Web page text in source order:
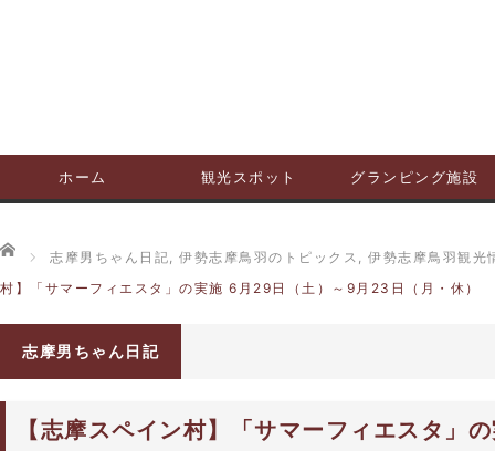
ホーム 観光スポット グランピング施設
ホーム
志摩男ちゃん日記, 伊勢志摩鳥羽のトピックス , 伊勢志摩鳥羽観光
村】「サマーフィエスタ」の実施 6月29日（土）～9月23日（月・休）
志摩男ちゃん日記
【志摩スペイン村】「サマーフィエスタ」